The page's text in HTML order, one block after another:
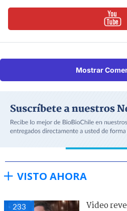
Mostrar
VISTO AHORA
233
Video